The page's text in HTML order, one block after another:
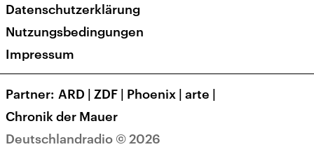
Veranstaltungen
Presse
Karriere
Transparenz
Deutschlandradio © 2026
Datenschutzerklärung
Nutzungsbedingungen
Impressum
Partner ARD | ZDF | Phoenix | arte |
Chronik der Mauer